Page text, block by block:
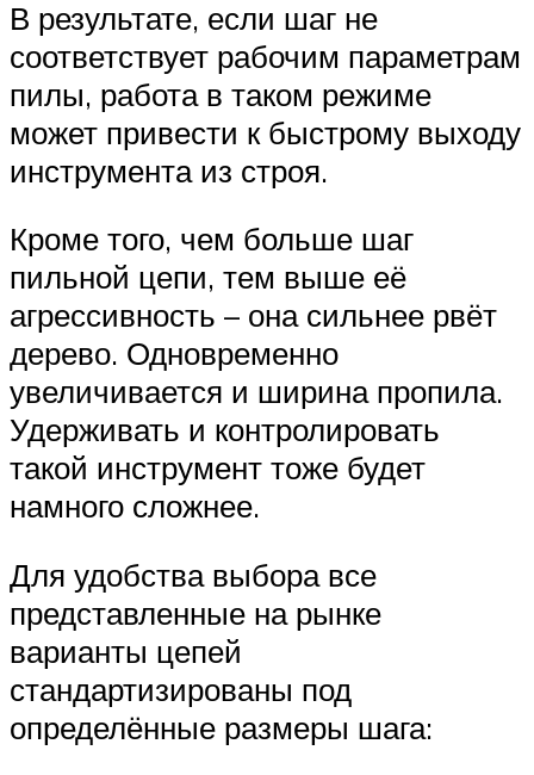
В результате, если шаг не
соответствует рабочим параметрам
пилы, работа в таком режиме
может привести к быстрому выходу
инструмента из строя.
Кроме того, чем больше шаг
пильной цепи, тем выше её
агрессивность – она сильнее рвёт
дерево. Одновременно
увеличивается и ширина пропила.
Удерживать и контролировать
такой инструмент тоже будет
намного сложнее.
Для удобства выбора все
представленные на рынке
варианты цепей
стандартизированы под
определённые размеры шага: